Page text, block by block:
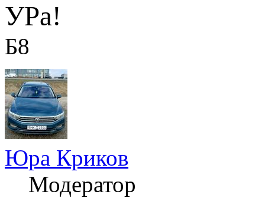
УРа!
Б8
Юра Криков
Модератор